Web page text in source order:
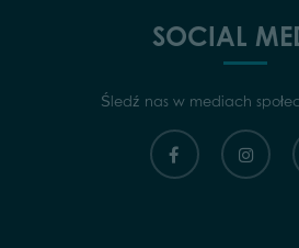
SOCIAL
Śledź nas w mediach